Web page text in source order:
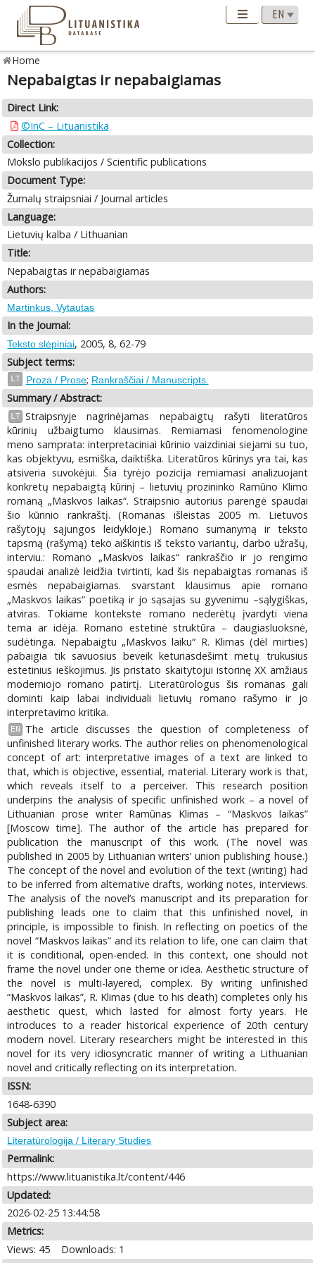
Home
Nepabaigtas ir nepabaigiamas
Direct Link:
©InC – Lituanistika
Collection:
Mokslo publikacijos / Scientific publications
Document Type:
Žurnalų straipsniai / Journal articles
Language:
Lietuvių kalba / Lithuanian
Title:
Nepabaigtas ir nepabaigiamas
Authors:
Martinkus, Vytautas
In the Journal:
Teksto slėpiniai, 2005, 8, 62-79
Subject terms:
LT Proza / Prose; Rankraščiai / Manuscripts.
Summary / Abstract:
LT Straipsnyje nagrinėjamas nepabaigtų rašyti literatūros
kūrinių užbaigtumo klausimas. Remiamasi fenomenologine
meno samprata: interpretaciniai kūrinio vaizdiniai siejami su tuo,
kas objektyvu, esmiška, daiktiška. Literatūros kūrinys yra tai, kas
atsiveria suvokėjui. Šia tyrėjo pozicija remiamasi analizuojant
konkretų nepabaigtą kūrinį – lietuvių prozininko Ramūno Klimo
romaną „Maskvos laikas“. Straipsnio autorius parengė spaudai
šio kūrinio rankraštį. (Romanas išleistas 2005 m. Lietuvos
rašytojų sąjungos leidykloje.) Romano sumanymą ir teksto
tapsmą (rašymą) teko aiškintis iš teksto variantų, darbo užrašų,
interviu.: Romano „Maskvos laikas“ rankraščio ir jo rengimo
spaudai analizė leidžia tvirtinti, kad šis nepabaigtas romanas iš
esmės nepabaigiamas. svarstant klausimus apie romano
„Maskvos laikas“ poetiką ir jo sąsajas su gyvenimu –sąlygiškas,
atviras. Tokiame kontekste romano nederėtų įvardyti viena
tema ar idėja. Romano estetinė struktūra – daugiasluoksnė,
sudėtinga. Nepabaigtu „Maskvos laiku“ R. Klimas (dėl mirties)
pabaigia tik savuosius beveik keturiasdešimt metų trukusius
estetinius ieškojimus. Jis pristato skaitytojui istorinę XX amžiaus
moderniojo romano patirtį. Literatūrologus šis romanas gali
dominti kaip labai individuali lietuvių romano rašymo ir jo
interpretavimo kritika.
EN
The article discusses the question of completeness of
unfinished literary works. The author relies on phenomenological
concept of art: interpretative images of a text are linked to
that, which is objective, essential, material. Literary work is that,
which reveals itself to a perceiver. This research position
underpins the analysis of specific unfinished work – a novel of
Lithuanian prose writer Ramūnas Klimas – “Maskvos laikas”
[Moscow time]. The author of the article has prepared for
publication the manuscript of this work. (The novel was
published in 2005 by Lithuanian writers’ union publishing house.)
The concept of the novel and evolution of the text (writing) had
to be inferred from alternative drafts, working notes, interviews.
The analysis of the novel’s manuscript and its preparation for
publishing leads one to claim that this unfinished novel, in
principle, is impossible to finish. In reflecting on poetics of the
novel “Maskvos laikas” and its relation to life, one can claim that
it is conditional, open-ended. In this context, one should not
frame the novel under one theme or idea. Aesthetic structure of
the novel is multi-layered, complex. By writing unfinished
“Maskvos laikas”, R. Klimas (due to his death) completes only his
aesthetic quest, which lasted for almost forty years. He
introduces to a reader historical experience of 20th century
modern novel. Literary researchers might be interested in this
novel for its very idiosyncratic manner of writing a Lithuanian
novel and critically reflecting on its interpretation.
ISSN:
1648-6390
Subject area:
Literatūrologija / Literary Studies
Permalink:
https://www.lituanistika.lt/content/446
Updated:
2026-02-25 13:44:58
Metrics:
Views: 45
Downloads: 1